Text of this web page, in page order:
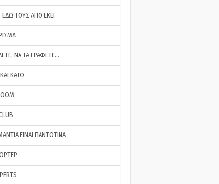
ΕΔΩ ΤΟΥΣ ΑΠΟ ΕΚΕΙ
ΝΑ ΤΑ ΓΡΑΦΕΤΕ…
ΚΑΤΩ
ΕΙΝΑΙ ΠΑΝΤΟΤΙΝΑ